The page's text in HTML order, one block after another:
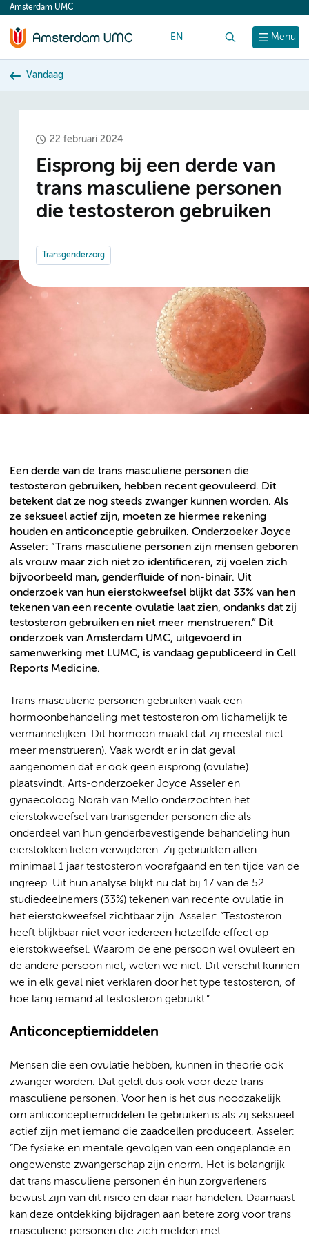
content
Menu
Amsterdam UMC
EN
Vandaag
22 februari 2024
Eisprong bij een derde van
trans masculiene personen
die testosteron gebruiken
Transgenderzorg
Een derde van de trans masculiene personen die
testosteron gebruiken, hebben recent geovuleerd. Dit
betekent dat ze nog steeds zwanger kunnen worden. Als
ze seksueel actief zijn, moeten ze hiermee rekening
houden en anticonceptie gebruiken. Onderzoeker Joyce
Asseler: ”Trans masculiene personen zijn mensen geboren
als vrouw maar zich niet zo identificeren, zij voelen zich
bijvoorbeeld man, genderfluïde of non-binair. Uit
onderzoek van hun eierstokweefsel blijkt dat 33% van hen
tekenen van een recente ovulatie laat zien, ondanks dat zij
testosteron gebruiken en niet meer menstrueren.” Dit
onderzoek van Amsterdam UMC, uitgevoerd in
samenwerking met LUMC, is vandaag gepubliceerd in Cell
Reports Medicine.
Trans masculiene personen gebruiken vaak een
hormoonbehandeling met testosteron om lichamelijk te
vermannelijken. Dit hormoon maakt dat zij meestal niet
meer menstrueren). Vaak wordt er in dat geval
aangenomen dat er ook geen eisprong (ovulatie)
plaatsvindt. Arts-onderzoeker Joyce Asseler en
gynaecoloog Norah van Mello onderzochten het
eierstokweefsel van transgender personen die als
onderdeel van hun genderbevestigende behandeling hun
eierstokken lieten verwijderen. Zij gebruikten allen
minimaal 1 jaar testosteron voorafgaand en ten tijde van de
ingreep. Uit hun analyse blijkt nu dat bij 17 van de 52
studiedeelnemers (33%) tekenen van recente ovulatie in
het eierstokweefsel zichtbaar zijn. Asseler: “Testosteron
heeft blijkbaar niet voor iedereen hetzelfde effect op
eierstokweefsel. Waarom de ene persoon wel ovuleert en
de andere persoon niet, weten we niet. Dit verschil kunnen
we in elk geval niet verklaren door het type testosteron, of
hoe lang iemand al testosteron gebruikt.”
Anticonceptiemiddelen
Mensen die een ovulatie hebben, kunnen in theorie ook
zwanger worden. Dat geldt dus ook voor deze trans
masculiene personen. Voor hen is het dus noodzakelijk
om anticonceptiemiddelen te gebruiken is als zij seksueel
actief zijn met iemand die zaadcellen produceert. Asseler:
”De fysieke en mentale gevolgen van een ongeplande en
ongewenste zwangerschap zijn enorm. Het is belangrijk
dat trans masculiene personen én hun zorgverleners
bewust zijn van dit risico en daar naar handelen. Daarnaast
kan deze ontdekking bijdragen aan betere zorg voor trans
masculiene personen die zich melden met